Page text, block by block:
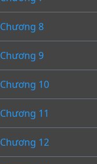
Chương 8
Chương 9
Chương 10
Chương 11
Chương 12